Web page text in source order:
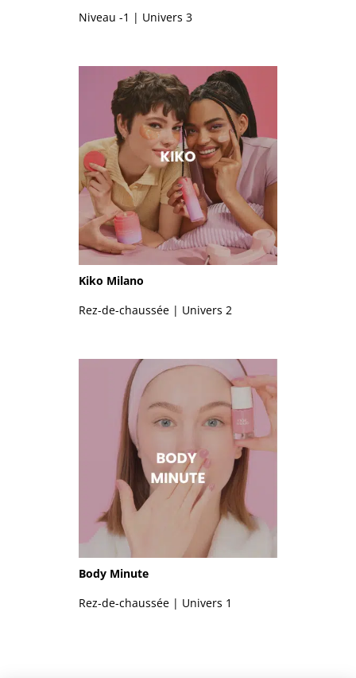
Niveau -1 | Univers 3
Kiko Milano
Rez-de-chaussée | Univers 2
Body Minute
Rez-de-chaussée | Univers 1